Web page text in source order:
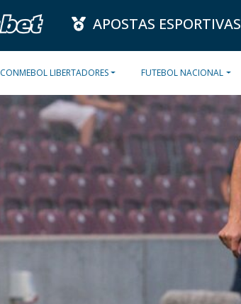
APOSTAS ESPORTIVAS
CONMEBOL LIBERTADORES FUTEBOL NACIONAL